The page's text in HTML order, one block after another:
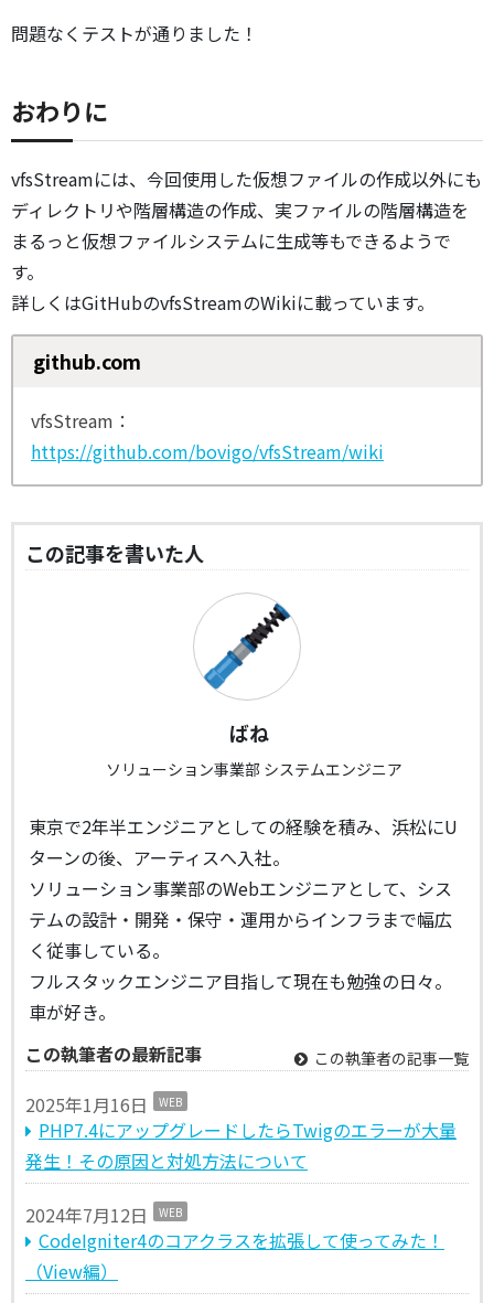
問題なくテストが通りました！
おわりに
vfsStreamには、今回使用した仮想ファイルの作成以外にも
ディレクトリや階層構造の作成、実ファイルの階層構造を
まるっと仮想ファイルシステムに生成等もできるようで
す。
詳しくはGitHubのvfsStreamのWikiに載っています。
github.com
vfsStream：
https://github.com/bovigo/vfsStream/wiki
この記事を書いた人
ばね
ソリューション事業部 システムエンジニア
東京で2年半エンジニアとしての経験を積み、浜松にU
ターンの後、アーティスへ入社。
ソリューション事業部のWebエンジニアとして、シス
テムの設計・開発・保守・運用からインフラまで幅広
く従事している。
フルスタックエンジニア目指して現在も勉強の日々。
車が好き。
この執筆者の最新記事
この執筆者の記事一覧
2025年1月16日 WEB
PHP7.4にアップグレードしたらTwigのエラーが大量
発生！その原因と対処方法について
2024年7月12日 WEB
CodeIgniter4のコアクラスを拡張して使ってみた！
（View編）